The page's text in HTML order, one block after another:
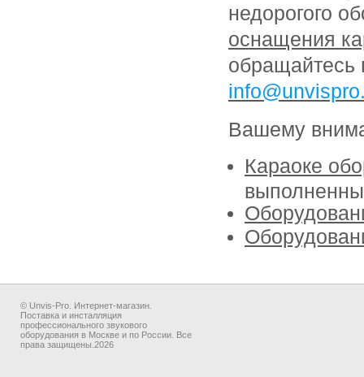
недорогого
оснащения
обращайтесь
Вашему
Караоке
© Unvis-Pro. Интернет-магазин.
Поставка и инсталляция
профессионального звукового
оборудования в Москве и по России. Все
права защищены.2026